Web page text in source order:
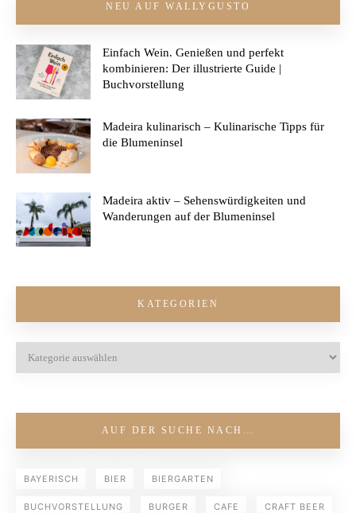
NEU AUF WALLYGUSTO
Einfach Wein. Genießen und perfekt
kombinieren: Der illustrierte Guide |
Buchvorstellung
Madeira kulinarisch – Kulinarische Tipps für
die Blumeninsel
Madeira aktiv – Sehenswürdigkeiten und
Wanderungen auf der Blumeninsel
KATEGORIEN
AUF DER SUCHE NACH…
BAYERISCH BIER BIERGARTEN
BUCHVORSTELLUNG BURGER CAFE CRAFT BEER